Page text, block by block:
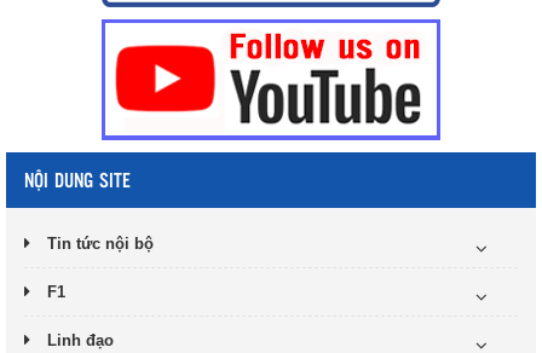
NỘI DUNG SITE
Tin tức nội bộ
F1
Linh đạo